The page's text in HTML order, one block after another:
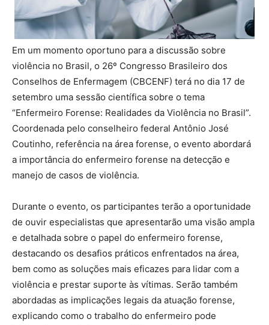
Em um momento oportuno para a discussão sobre
violência no Brasil, o 26º Congresso Brasileiro dos
Conselhos de Enfermagem (CBCENF) terá no dia 17 de
setembro uma sessão científica sobre o tema
“Enfermeiro Forense: Realidades da Violência no Brasil”.
Coordenada pelo conselheiro federal Antônio José
Coutinho, referência na área forense, o evento abordará
a importância do enfermeiro forense na detecção e
manejo de casos de violência.
Durante o evento, os participantes terão a oportunidade
de ouvir especialistas que apresentarão uma visão ampla
e detalhada sobre o papel do enfermeiro forense,
destacando os desafios práticos enfrentados na área,
bem como as soluções mais eficazes para lidar com a
violência e prestar suporte às vítimas. Serão também
abordadas as implicações legais da atuação forense,
explicando como o trabalho do enfermeiro pode